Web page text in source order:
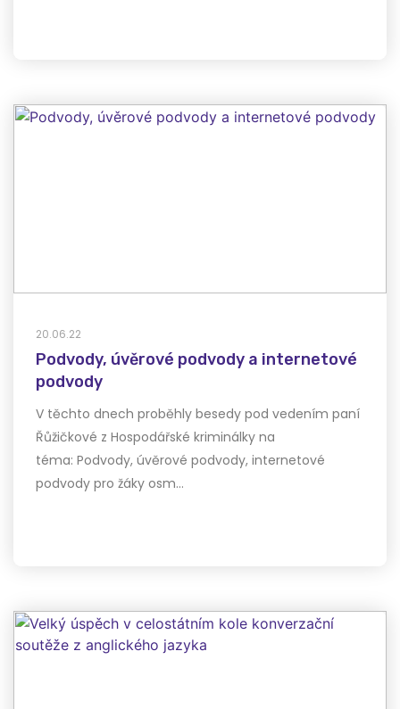
20.06.22
Podvody, úvěrové podvody a internetové
podvody
V těchto dnech proběhly besedy pod vedením paní
Řůžičkové z Hospodářské kriminálky na
téma: Podvody, úvěrové podvody, internetové
podvody pro žáky osm…